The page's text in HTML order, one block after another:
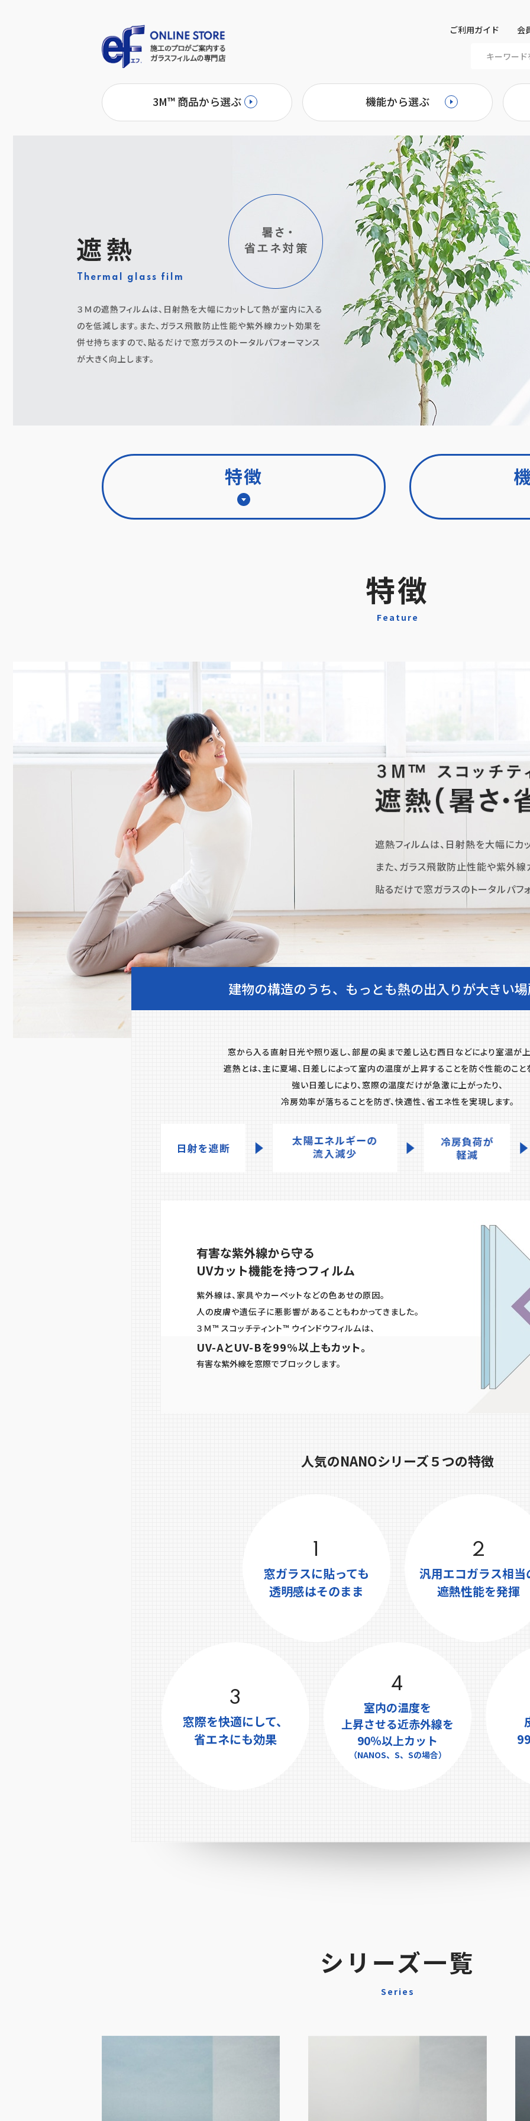
ご利用ガイド 会
3M™ 商品から選ぶ 機能から選ぶ
Thermal glass film
３Ｍの遮熱フィルムは、⽇射熱を⼤幅にカットして熱が室内に⼊る
のを低減します。また、ガラス⾶散防⽌性能や紫外線カット効果を
併せ持ちますので、貼るだけで窓ガラスのトータルパフォーマンス
が⼤きく向上します。
特徴
特徴
Feature
遮熱フィルムは、⽇射熱を⼤幅にカ
また、ガラス⾶散防⽌性能や紫外線
貼るだけで窓ガラスのトータルパフ
建物の構造のうち、もっとも熱の出⼊りが⼤きい
窓から⼊る直射⽇光や照り返し、部屋の奥まで差し込む⻄⽇などにより室温が上
遮熱とは、主に夏場、⽇差しによって室内の温度が上昇することを防ぐ性能のこと
強い⽇差しにより、窓際の温度だけが急激に上がったり、
冷房効率が落ちることを防ぎ、快適性、省エネ性を実現します。
有害な紫外線から守る
UVカット機能を持つフィルム
紫外線は、家具やカーペットなどの⾊あせの原因。
⼈の⽪膚や遺伝⼦に悪影響があることもわかってきました。
３Ｍ™ スコッチティント™ ウインドウフィルムは、
UV-AとUV-Bを99%以上もカット。
有害な紫外線を窓際でブロックします。
人気のNANOシリーズ５つの特徴
1
窓ガラスに貼っても
透明感はそのまま
2
汎⽤エコガラス相当
遮熱性能を発揮
3
窓際を快適にして、
省エネにも効果
4
室内の温度を
上昇させる近⾚外線を
90％以上カット
（NANOS、S、Sの場合）
シリーズ⼀覧
Series